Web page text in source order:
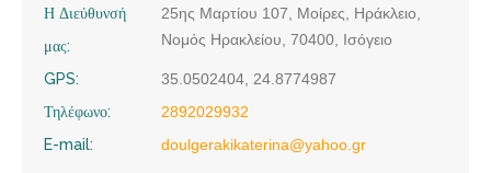
Η Διεύθυνσή
μας:
25ης Μαρτίου 107, Μοίρες, Ηράκλειο,
Νομός Ηρακλείου, 70400, Ισόγειο
GPS:
35.0502404, 24.8774987
Τηλέφωνο:
2892029932
E-mail:
doulgerakikaterina@yahoo.gr